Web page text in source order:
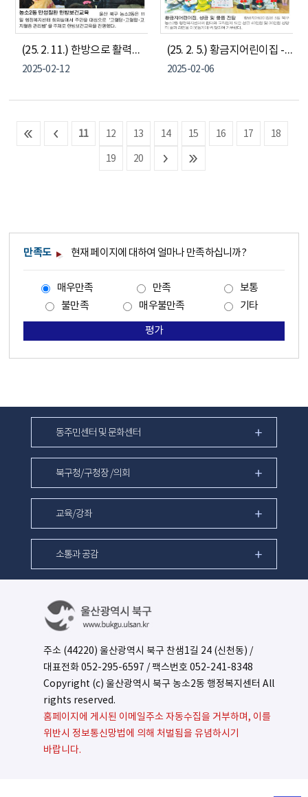
(25. 2. 11.) 한방으로 활력인생~! - 농소2동 만성질환 한방보건교육
2025-02-12
(25. 2. 5.) 황금지어린이집 - 농소2동나눔냉장고 성금&물품 기부
2025-02-06
11 12 13 14 15 16 17 18
19 20
만족도 현재 페이지에 대하여 얼마나 만족하십니까?
매우만족 만족
보통
불만족
매우불만족 기타
평가
동주민센터 및 문화센터
북구청/구청장 /의회
교육/강좌
소통과 공감
주소 (44220) 울산광역시 북구 찬샘1길 24 (신천동) /
대표전화052-295-6597 / 팩스번호 052-241-8348
Copyright (c) 울산광역시 북구 농소2동 행정복지센터 All
rights reserved.
홈페이지에 게시된 이메일주소 자동수집을 거부하며, 이를
위반시 정보통신망법에 의해 처벌됨을 유념하시기
바랍니다.